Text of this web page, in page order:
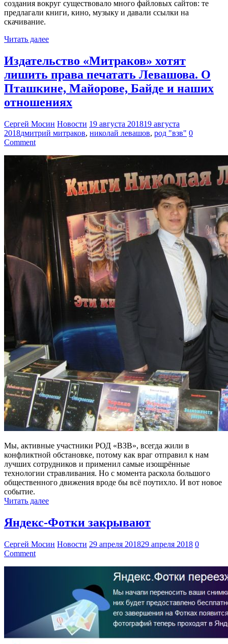
создания вокруг существовало много файловых сайтов: те
предлагали книги, кино, музыку и давали ссылки на
скачивание.
Читать далее
Издательство «Митраков» хотят
лишить права печатать Левашова. О
Пташкине, Майорове, Байде и наших
отношениях
Сергей Мосин Новости 19 августа 201819 августа
2018дмитрий митраков, николай левашов, род "взв" 0
Comment
Мы, активные участники РОД «ВЗВ», всегда жили в
конфликтной обстановке, потому как враг отправил к нам
лучших сотрудников и применил самые изощрённые
технологии стравливания. Но с момента раскола большого
общественного движения вроде бы всё поутихло. И вот новое
событие.
Читать далее
Яндекс-Фотки закрывают
Сергей Мосин Новости 29 апреля 201829 апреля 2018 0
Comment